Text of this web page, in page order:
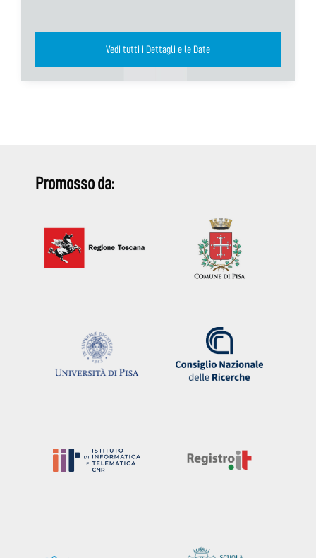
Vedi tutti i Dettagli e le Date
Promosso da: